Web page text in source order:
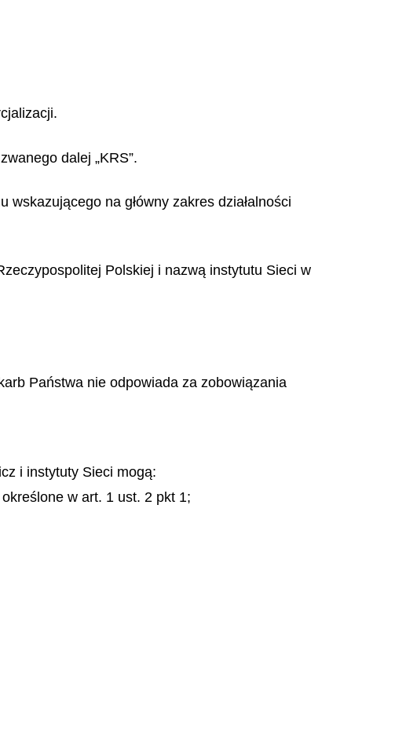
dalej „KRS”.
wskazującego na główny zakres działalności
Polskiej i nazwą instytutu Sieci w
Państwa nie odpowiada za zobowiązania
i instytuty Sieci mogą:
w art. 1 ust. 2 pkt 1;